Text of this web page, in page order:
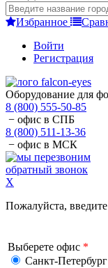
Избранное
Войти
Регистрация
Оборудование для
8 (800) 555-50-85
− офис в СПБ
8 (800) 511-13-36
− офис в МСК
обратный звонок
X
Пожалуйста,
Выберете офис *
Санкт-Петербург